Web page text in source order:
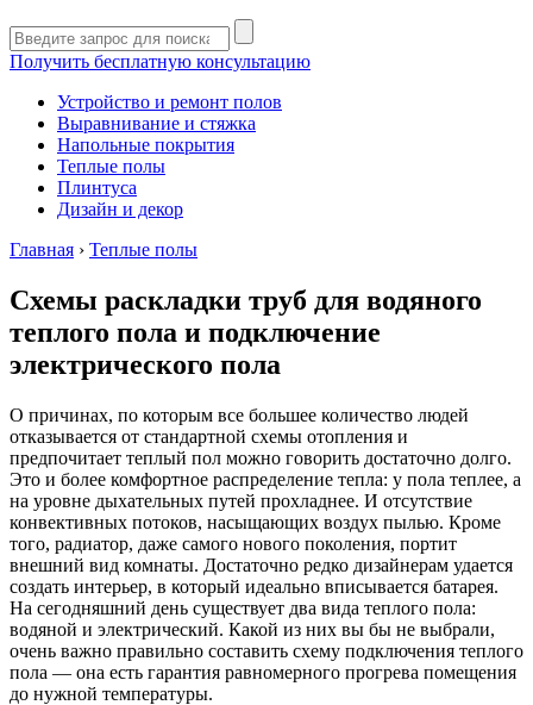
Получить бесплатную консультацию
Устройство и ремонт полов
Выравнивание и стяжка
Напольные покрытия
Теплые полы
Плинтуса
Дизайн и декор
Главная › Теплые полы
Схемы раскладки труб для водяного
теплого пола и подключение
электрического пола
О причинах, по которым все большее количество людей
отказывается от стандартной схемы отопления и
предпочитает теплый пол можно говорить достаточно долго.
Это и более комфортное распределение тепла: у пола теплее, а
на уровне дыхательных путей прохладнее. И отсутствие
конвективных потоков, насыщающих воздух пылью. Кроме
того, радиатор, даже самого нового поколения, портит
внешний вид комнаты. Достаточно редко дизайнерам удается
создать интерьер, в который идеально вписывается батарея.
На сегодняшний день существует два вида теплого пола:
водяной и электрический. Какой из них вы бы не выбрали,
очень важно правильно составить схему подключения теплого
пола — она есть гарантия равномерного прогрева помещения
до нужной температуры.